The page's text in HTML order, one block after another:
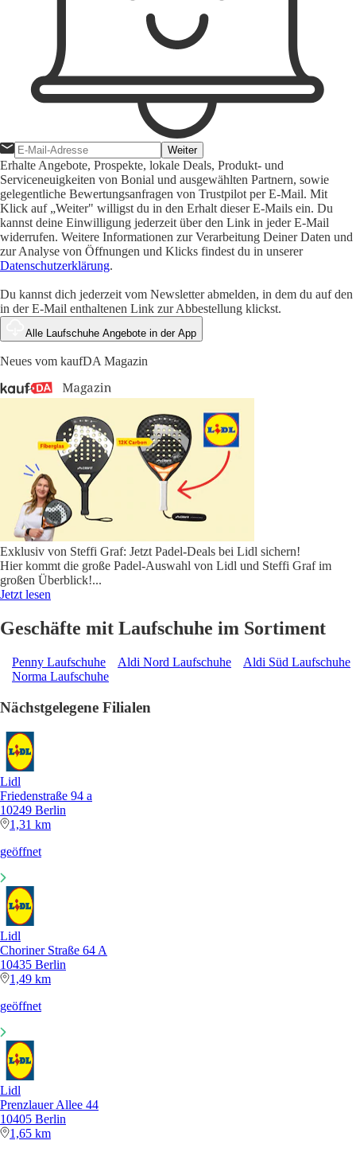
Weiter
Erhalte Angebote, Prospekte, lokale Deals, Produkt- und
Serviceneuigkeiten von Bonial und ausgewählten Partnern, sowie
gelegentliche Bewertungsanfragen von Trustpilot per E-Mail. Mit
Klick auf „Weiter" willigst du in den Erhalt dieser E-Mails ein. Du
kannst deine Einwilligung jederzeit über den Link in jeder E-Mail
widerrufen. Weitere Informationen zur Verarbeitung Deiner Daten und
zur Analyse von Öffnungen und Klicks findest du in unserer
Datenschutzerklärung.
Du kannst dich jederzeit vom Newsletter abmelden, in dem du auf den
in der E-Mail enthaltenen Link zur Abbestellung klickst.
Alle Laufschuhe Angebote in der App
Neues vom kaufDA Magazin
Exklusiv von Steffi Graf: Jetzt Padel-Deals bei Lidl sichern!
Hier kommt die große Padel-Auswahl von Lidl und Steffi Graf im
großen Überblick!...
Jetzt lesen
Geschäfte mit Laufschuhe im Sortiment
Penny Laufschuhe Aldi Nord Laufschuhe
Aldi Süd Laufschuhe
Norma Laufschuhe
Nächstgelegene Filialen
Lidl
Friedenstraße 94 a
10249 Berlin
1,31 km
geöffnet
Lidl
Choriner Straße 64 A
10435 Berlin
1,49 km
geöffnet
Lidl
Prenzlauer Allee 44
10405 Berlin
1,65 km